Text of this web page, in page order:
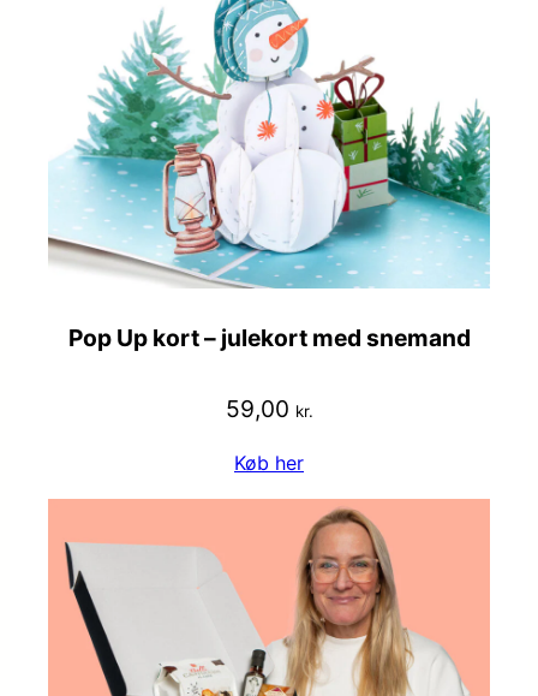
Pop Up kort – julekort med snemand
59,00 kr.
Køb her